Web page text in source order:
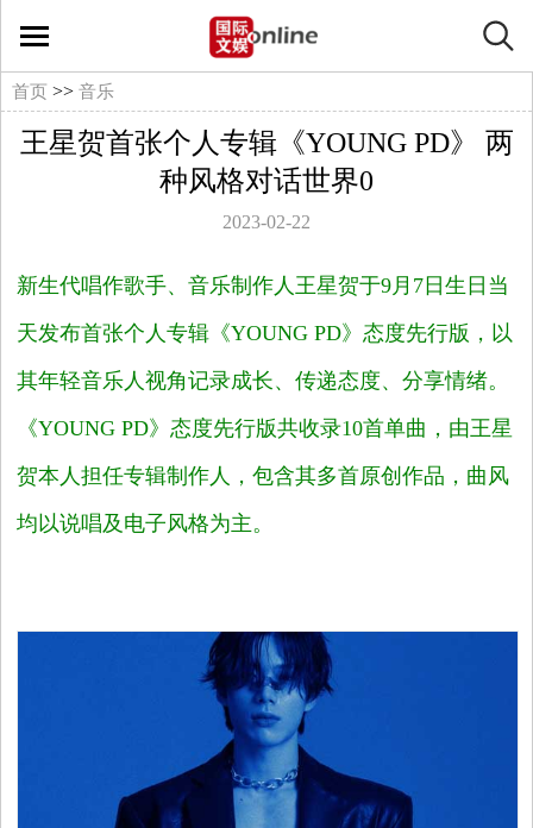
国
际
线
文
影
音
首页 >> 音乐
王星贺首张个人专辑《YOUNG PD》 两
种风格对话世界0
2023-02-22
新生代唱作歌手、音乐制作人王星贺于9月 7 日生日当
天发布首张个人专辑 《YOUNG PD》态度先行版，以
其年轻音乐人视角记录成长、传递态度、分享情绪。
《YOUNG PD》态度先行版共收录10首单曲，由王星
贺本人担任专辑制作人，包含其多首原创作品，曲风
均以说唱及电子风格为主。